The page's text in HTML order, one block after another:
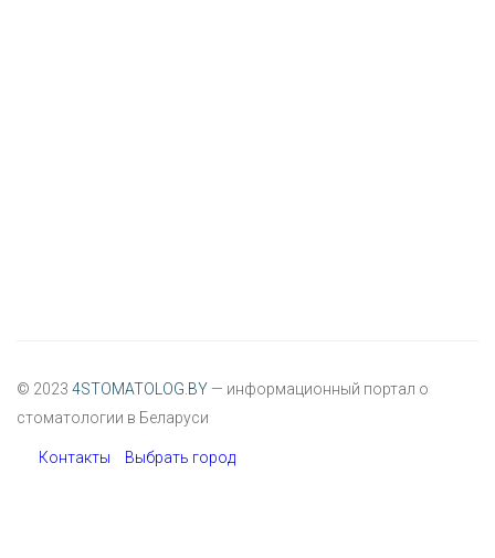
© 2023 4STOMATOLOG.BY — информационный портал о
стоматологии в Беларуси
Контакты Выбрать город